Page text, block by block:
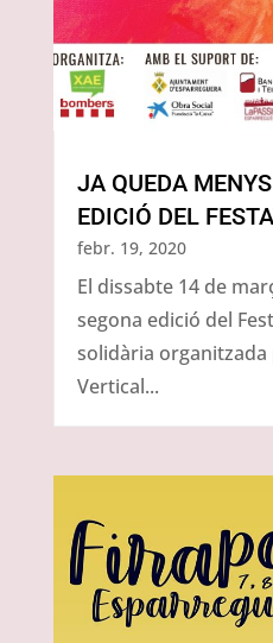
JA QUEDA
EDICIÓ DEL
febr. 19, 2020
El dissabte 14 de
segona edició del
solidària organitzada
Vertical...